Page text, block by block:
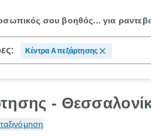
σου βοηθός...για
Κέντρα Απεξάρτησης
-